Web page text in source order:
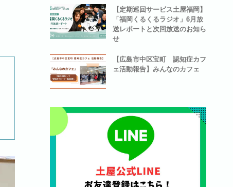
【定期巡回サービス土屋福岡】
「福岡くるくるラジオ」6月放
送レポートと次回放送のお知ら
せ
【広島市中区宝町 認知症カフ
ェ活動報告】みんなのカフェ